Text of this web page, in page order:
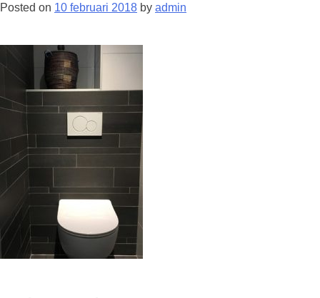
Posted on 10 februari 2018 by admin